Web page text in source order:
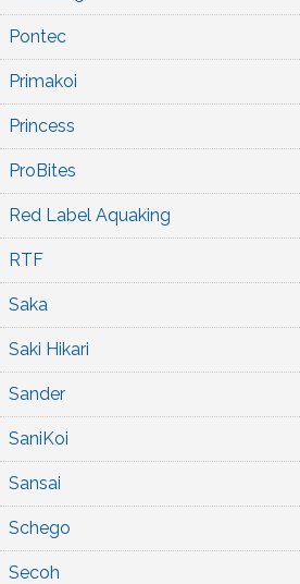
Pontec
Primakoi
Princess
ProBites
Red Label Aquaking
RTF
Saka
Saki Hikari
Sander
SaniKoi
Sansai
Schego
Secoh